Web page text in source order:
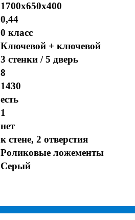
1700х650х400
0,44
0 класс
Ключевой + ключевой
3 стенки / 5 дверь
8
1430
есть
1
нет
к стене, 2 отверстия
Роликовые ложементы
Серый